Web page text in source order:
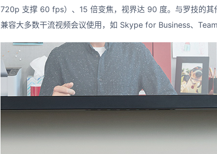
720p 支撑 60 fps）、15 倍变焦，视界达 90 度。与罗技的其
兼容大多数干流视频会议使用，如 Skype for Business、